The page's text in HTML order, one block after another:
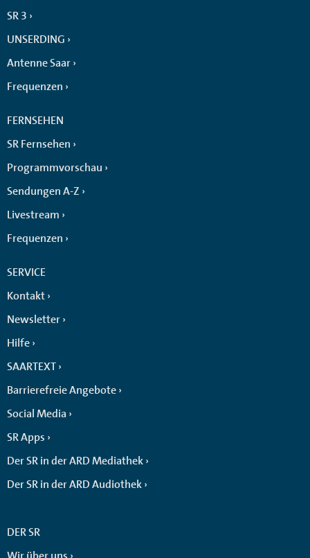
SR 3
UNSERDING
Antenne Saar
Frequenzen
FERNSEHEN
SR Fernsehen
Programmvorschau
Sendungen A-Z
Livestream
Frequenzen
SERVICE
Kontakt
Newsletter
Hilfe
SAARTEXT
Barrierefreie Angebote
Social Media
SR Apps
Der SR in der ARD Mediathek
Der SR in der ARD Audiothek
DER SR